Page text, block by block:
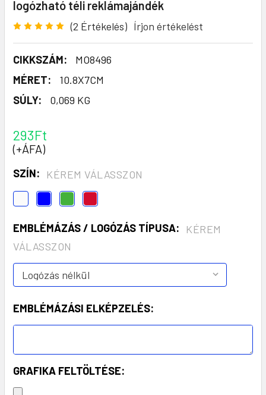
logózható téli reklámajándék
(2 Értékelés) Írjon értékelést
CIKKSZÁM:
MO8496
MÉRET:
10.8X7CM
SÚLY:
0,069 KG
293Ft
(+ÁFA)
SZÍN: KÉREM VÁLASSZON
EMBLÉMÁZÁS / LOGÓZÁS TÍPUSA:
KÉREM
VÁLASSZON
EMBLÉMÁZÁSI ELKÉPZELÉS:
GRAFIKA FELTÖLTÉSE: